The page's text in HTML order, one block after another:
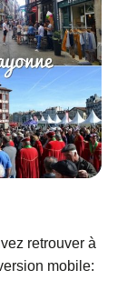
retrouver à
mobile: